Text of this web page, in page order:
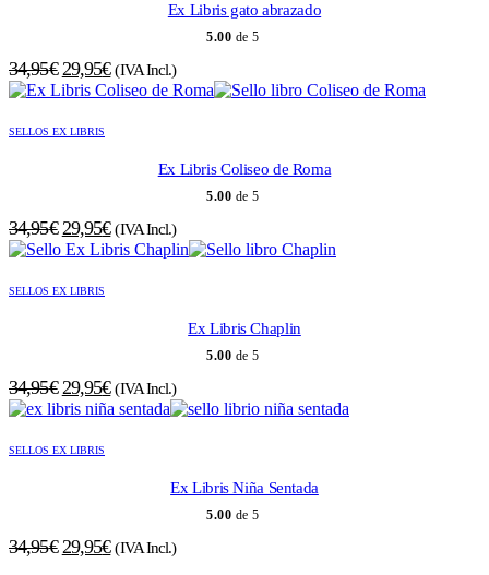
Ex Libris gato abrazado
5.00 de 5
34,95€ El
precio
era:
29,95€El
precio
29,95€.
(IVA Incl.)
SELLOS EX LIBRIS
Ex Libris Coliseo de Roma
5.00 de 5
34,95€ El
precio
era:
29,95€El
precio
(IVA Incl.)
SELLOS EX LIBRIS
Ex Libris Chaplin
5.00 de 5
34,95€ El
precio
era:
29,95€El
precio
(IVA Incl.)
SELLOS EX LIBRIS
Ex Libris Niña Sentada
5.00 de 5
34,95€ El
29,95€El(IVA Incl.)